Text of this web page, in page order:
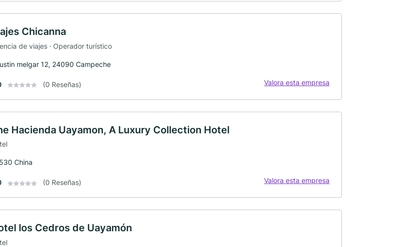
Chicanna
de viajes · Operador turístico
melgar 12, 24090 Campeche
(0 Reseñas) Valora esta empresa
Hacienda Uayamon, A Luxury Collection Hotel
China
(0 Reseñas) Valora esta empresa
los Cedros de Uayamón